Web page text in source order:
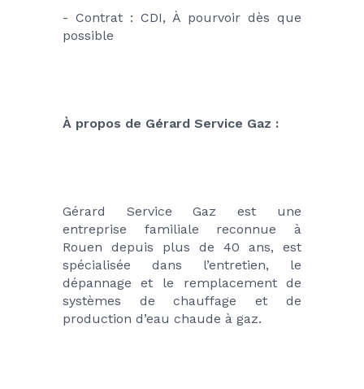
- Contrat : CDI, À pourvoir dès que
possible
À propos de Gérard Service Gaz :
Gérard Service Gaz est une
entreprise familiale reconnue à
Rouen depuis plus de 40 ans, est
spécialisée dans l’entretien, le
dépannage et le remplacement de
systèmes de chauffage et de
production d’eau chaude à gaz.